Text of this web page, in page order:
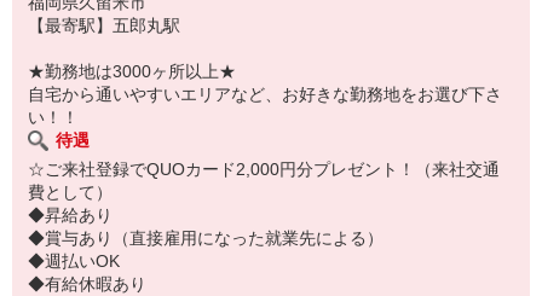
【最寄駅】五郎丸駅
★勤務地は3000ヶ所以上★
自宅から通いやすいエリアなど、お好きな勤務地をお選び下さ
い！！
待遇
☆ご来社登録でQUOカード2,000円分プレゼント！（来社交通
費として）
◆昇給あり
◆賞与あり（直接雇用になった就業先による）
◆週払いOK
◆有給休暇あり